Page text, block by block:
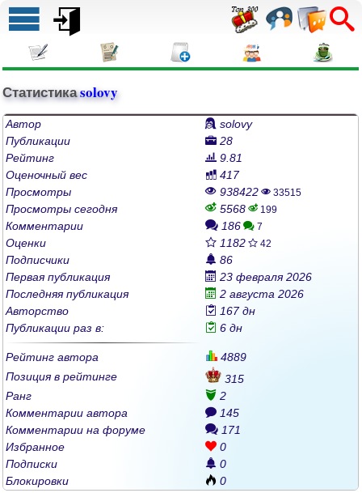
Статистикаsolovy
Автор
solovy
Публикации
28
Рейтинг
9.81
Оценочный вес
417
Просмотры
938422 33515
Просмотры сегодня 5568 199
Комментарии 186 7
Оценки 1182 42
Подписчики
86
Первая публикация
23 февраля 2026
Последняя публикация
2 августа 2026
Авторство
167 дн
Публикации раз в:
6 дн
Рейтинг автора
4889
Позиция в рейтинге
315
Ранг
2
Комментарии автора
145
Комментарии на форуме
171
Избранное
0
Подписки
0
Блокировки
0